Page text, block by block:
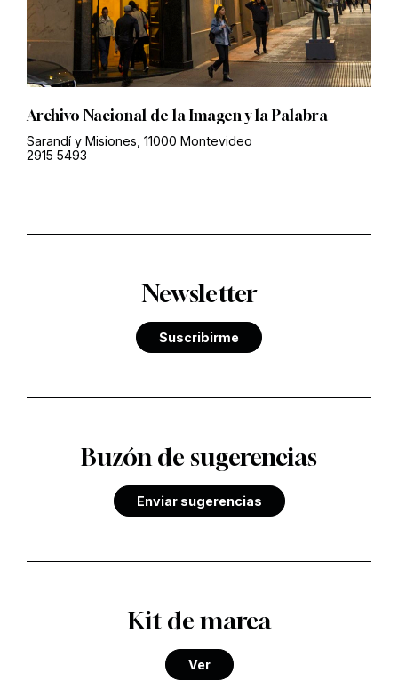
Archivo Nacional de la Imagen y la Palabra
Sarandí y Misiones, 11000 Montevideo
2915 5493
Newsletter
Suscribirme
Buzón de sugerencias
Enviar sugerencias
Kit de marca
Ver